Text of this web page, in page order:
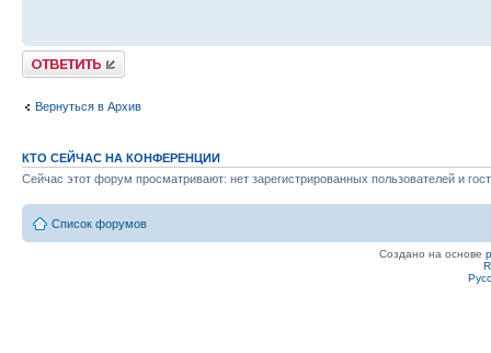
Ответить
Вернуться в Архив
КТО СЕЙЧАС НА КОНФЕРЕНЦИИ
Сейчас этот форум просматривают: нет зарегистрированных пользователей и
Список форумов
Создано на основе